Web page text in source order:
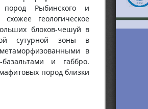
пород Рыбинского и
геологическое
блоков-чешуй в
сутурной зоны в
в
и габбро.
пород близки